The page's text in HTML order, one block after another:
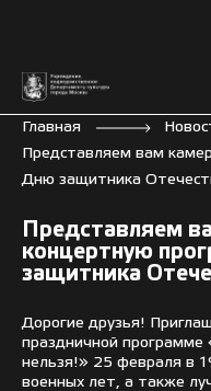
Главная
Представляем вам
Дню защитника
Представляем
концертную
защитника
Дорогие друзья!
праздничной
нельзя!» 25 февраля в
военных лет, а также